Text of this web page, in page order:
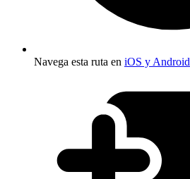
Navega esta ruta en iOS y Android